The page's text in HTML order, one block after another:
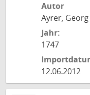
Autor
Ayrer,
Jahr:
1747
12.06.2012